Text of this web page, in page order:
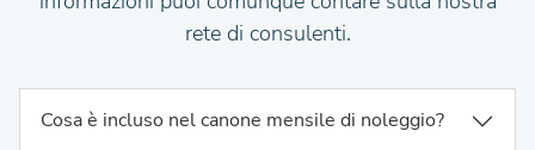
rete di consulenti.
Cosa è incluso nel canone mensile di noleggio?